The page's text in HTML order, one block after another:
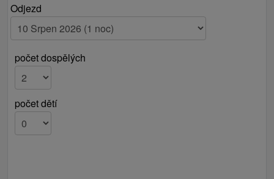
Odjezd
počet dospělých
počet dětí